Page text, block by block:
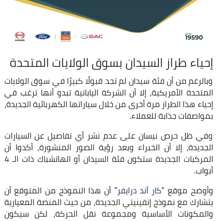
إحياء طراز السيدان بسوق الولايات المتحدة
وبالرغم من أن فئة سيدان لم تجد قبولًا كبيرًا في سوق الولايات
المتحدة الأمريكية، إلا أن الشركة اليابانية تبدو أنها ترغب في
إحياء هذا الطراز مرة أخرى من خلال سياراتها الكهربائية الجديدة،
بمواصفات جذابة للعملاء.
وفي ظل حرص نيسان على عدم نشر أي تفاصيل عن السيارات
الجديدة، إلا أن الخبراء وبعد رؤية الصور المنشورة، أكدوا أن
المركبات الجديدة ستكون فئة السيدان أو الهاتشباك ذات الـ 4
أبواب.
وأوضح موقع “كار آند درايفر” أن هذا النموذج من المتوقع أن
يتشارك مع نموذج إنفينيتي الجديدة، من حيث المنصة المعيارية
والمكونات الأساسية ومجموعة نقل الحركة، لكن سيكون